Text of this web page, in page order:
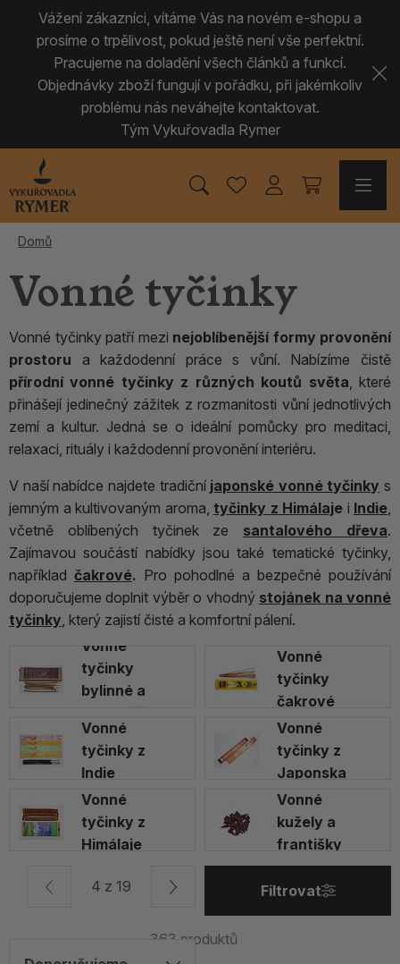
Vážení zákazníci, vítáme Vás na novém e-shopu a
prosíme o trpělivost, pokud ještě není vše perfektní.
Pracujeme na doladění všech článků a funkcí.
Objednávky zboží fungují v pořádku, při jakémkoliv
problému nás neváhejte kontaktovat.
Tým Vykuřovadla Rymer
Domů
Vonné tyčinky
Vonné tyčinky patří mezi nejoblíbenější formy provonění
prostoru a každodenní práce s vůní. Nabízíme čistě
přírodní vonné tyčinky z různých koutů světa, které
přinášejí jedinečný zážitek z rozmanitosti vůní jednotlivých
zemí a kultur. Jedná se o ideální pomůcky pro meditaci,
relaxaci, rituály i každodenní provonění interiéru.
V naší nabídce najdete tradiční japonské vonné tyčinky s
jemným a kultivovaným aroma, tyčinky z Himálaje i Indie,
včetně oblíbených tyčinek ze
santalového dřeva.
Zajímavou součástí nabídky jsou také tematické tyčinky,
například čakrové. Pro pohodlné a bezpečné používání
doporučujeme doplnit výběr o vhodný stojánek na vonné
tyčinky, který zajistí čisté a komfortní pálení.
Vonné
tyčinky
bylinné a
pryskyřičné
Vonné
tyčinky
čakrové
Vonné
tyčinky z
Indie
Vonné
tyčinky z
Japonska
Vonné
tyčinky z
Himálaje
Vonné
kužely a
františky
363 produktů
4 z 19 Filtrovat